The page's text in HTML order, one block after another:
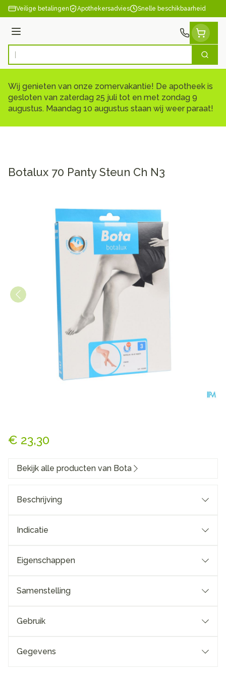
Ga naar de inhoud
Veilige betalingen Apothekersadvies Snelle beschikbaarheid
Menu
Product, merk, categorie... Zoek
Wij genieten van onze zomervakantie! De apotheek is
gesloten van zaterdag 25 juli tot en met zondag 9
augustus. Maandag 10 augustus staan wij weer paraat!
Botalux 70 Panty Steun Ch N3
€ 23,30
Bekijk alle producten van Bota
Beschrijving
Indicatie
Eigenschappen
Samenstelling
Gebruik
Gegevens